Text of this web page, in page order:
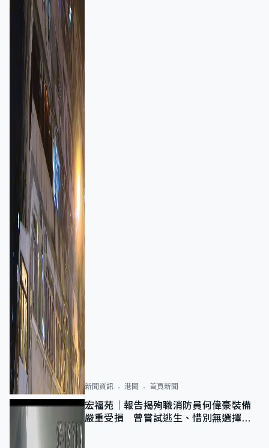
新聞資訊 港聞 首頁新聞
宏福苑｜報告揭殉職消防員何偉豪裝備
嚴重受損 曾嘗試逃生、惜別無選擇下